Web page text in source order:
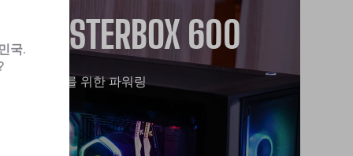
MASTERBOX 600
차세대를 위한 파워링
국.